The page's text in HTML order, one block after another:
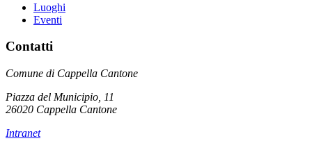
Luoghi
Eventi
Contatti
Comune di Cappella Cantone
Piazza del Municipio, 11
26020 Cappella Cantone
Intranet